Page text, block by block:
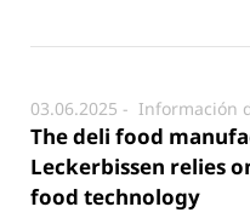
03.06.2025 - Información
The deli food
Leckerbissen relies
food technology